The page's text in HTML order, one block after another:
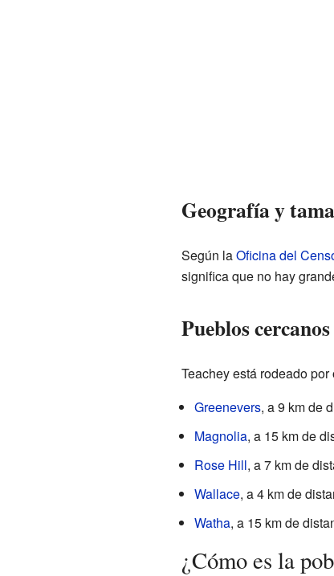
Geografía y
Según laOficina del
significa que no hay
Pueblos
Teachey está rodeado
Greenevers, a 9 km de
Magnolia, a 15 km de
Rose Hill, a 7 km de
Wallace, a 4 km de
Watha, a 15 km de
¿Cómo es la